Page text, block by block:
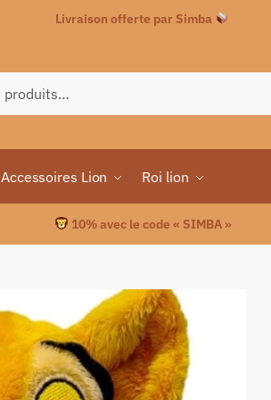
Livraison offerte par Simba
Accessoires Lion Roi lion
10% avec le code « SIMBA »